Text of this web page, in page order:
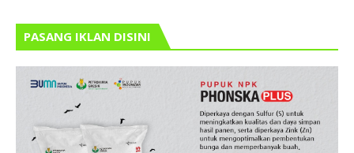
PASANG IKLAN DISINI